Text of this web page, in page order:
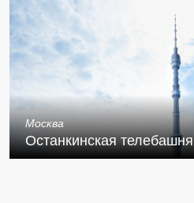
Москва
Останкинская телебашня